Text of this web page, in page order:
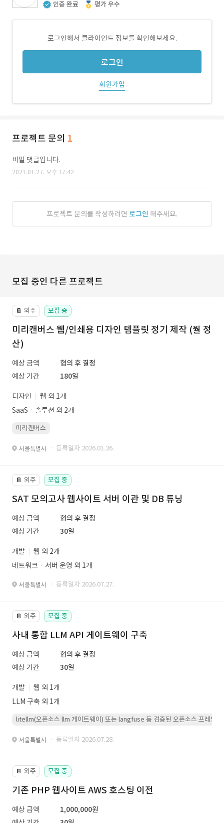
인증 완료 평가 우수
로그인해서 클라이언트 정보를 확인해보세요.
로그인
회원가입
프로젝트 문의 1
비밀 댓글입니다.
2021.01.27. 오후 17:42
프로젝트 문의를 작성하려면 로그인 해주세요.
모집 중인 다른 프로젝트
📔 외주 모집 중
미리캔버스 웹/인쇄용 디자인 템플릿 정기 제작 (월 정
산)
예상 금액
협의 후 결정
예상 기간
180일
디자인
웹 외 1개
SaaSㆍ솔루션 외 2개
미리캔버스
서울특별시 · 등록일자 2026.01.26.
📔 외주 모집 중
SAT 모의고사 웹사이트 서버 이관 및 DB 튜닝
예상 금액
협의 후 결정
예상 기간
30일
개발
웹 외 2개
네트워크ㆍ서버 운영 외 1개
서울특별시 · 등록일자 2026.07.27.
📔 외주 모집 중
사내 통합 LLM API 게이트웨이 구축
예상 금액
협의 후 결정
예상 기간
30일
개발
웹 외 1개
LLM 구축 외 1개
litellm(오픈소스 llm 게이트웨이) 또는 langfuse 등 검증된 오픈소스 프레임워
서울특별시 · 등록일자 2026.07.28.
📔 외주 모집 중
기존 PHP 웹사이트 AWS 호스팅 이전
예상 금액
1,000,000원